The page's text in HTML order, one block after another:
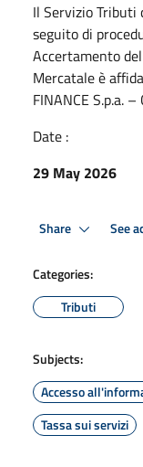
Il Servizio Tributi
seguito di
Accertamento
Mercatale è
FINANCE S.p.a. –
Date :
29 May 2026
Share See
Categories:
Tributi
Subjects:
Accesso
Tassa sui servizi